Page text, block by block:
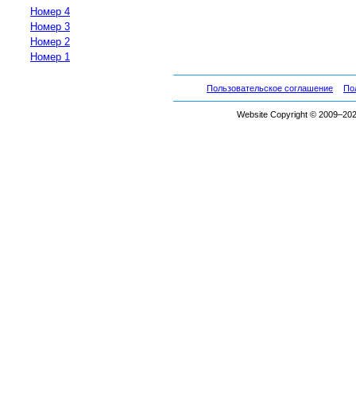
Номер 4
Номер 3
Номер 2
Номер 1
Пользовательское соглашение
Website Copyright ©